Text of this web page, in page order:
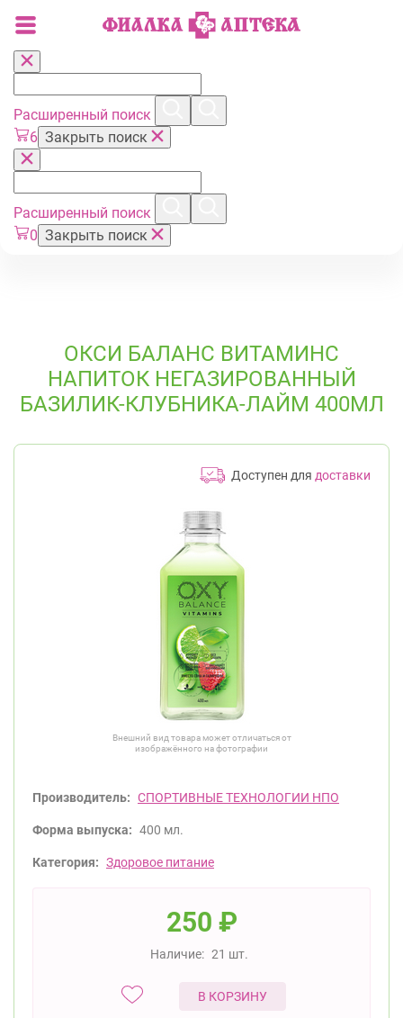
Расширенный поиск
6 Закрыть поиск
Расширенный поиск
0 Закрыть поиск
ОКСИ БАЛАНС ВИТАМИНС
НАПИТОК НЕГАЗИРОВАННЫЙ
БАЗИЛИК-КЛУБНИКА-ЛАЙМ 400МЛ
Доступен для доставки
Внешний вид товара может отличаться от
изображённого на фотографии
Производитель: СПОРТИВНЫЕ ТЕХНОЛОГИИ НПО
Форма выпуска: 400 мл.
Категория: Здоровое питание
250 ₽
Наличие: 21 шт.
В КОРЗИНУ